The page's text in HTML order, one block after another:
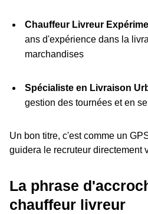
Chauffeur Livreur
ans d'expérience dans la
marchandises
Spécialiste en Livraison
gestion des tournées et en
Un bon titre, c'est comme un
guidera le recruteur directement
La phrase
chauffeur livreur